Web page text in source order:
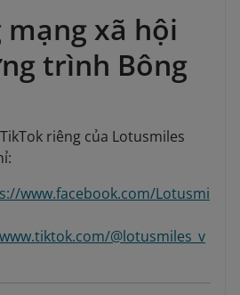
mạng xã hội
trình Bông
riêng của Lotusmiles
www.facebook.com/Lotusmi
@lotusmiles_v